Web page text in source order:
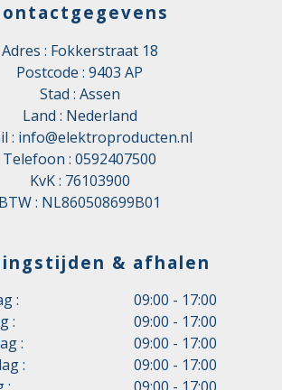
Adres : Fokkerstraat 18
Postcode : 9403 AP
Stad : Assen
Land : Nederland
: info@elektroproducten.nl
Telefoon : 0592407500
KvK : 76103900
BTW : NL860508699B01
& afhalen
:
09:00 - 17:00
:
09:00 - 17:00
:
09:00 - 17:00
:
09:00 - 17:00